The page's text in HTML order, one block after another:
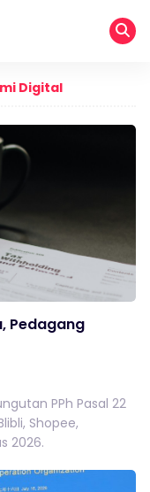
Digital
Pedagang
PPh Pasal 22
Shopee,
2026.